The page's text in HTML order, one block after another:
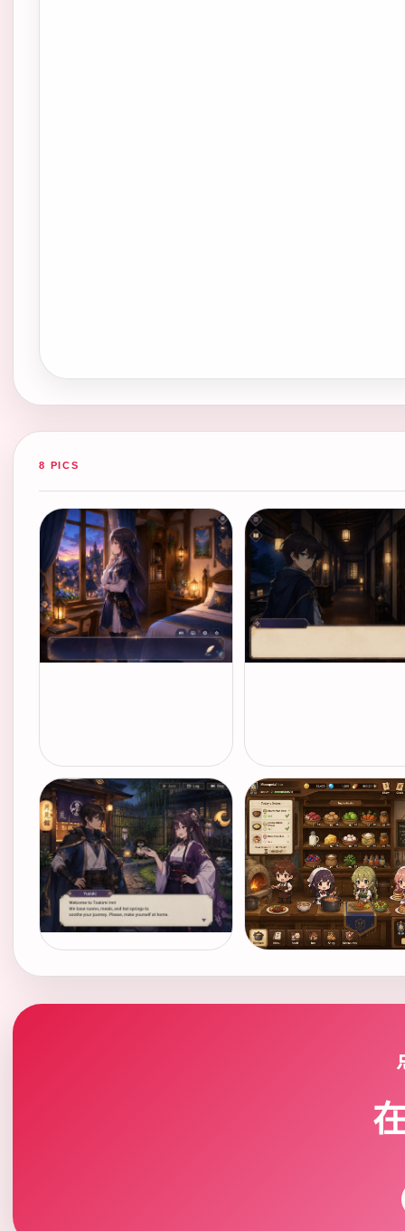
8 PICS